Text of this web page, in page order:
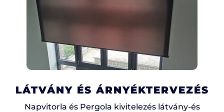
LÁTVÁNY ÉS ÁRNYÉKTERVEZÉS
Napvitorla és Pergola kivitelezés látvány-és